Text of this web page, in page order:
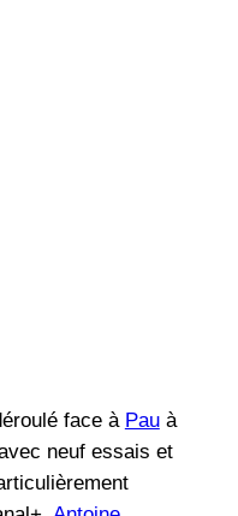
face à Pauà
neuf essais et